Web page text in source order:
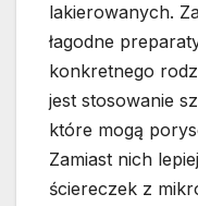
lakierowanych.
łagodne
konkretnego
jest stosowanie
które mogą
Zamiast nich
ściereczek z